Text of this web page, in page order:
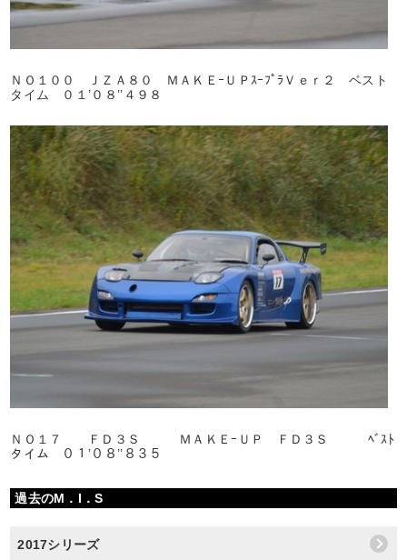
ＮＯ１００ ＪＺＡ８０ ＭＡＫＥｰＵＰｽｰﾌﾟﾗＶｅｒ２ ベスト
タイム ０１’０８’’４９８
ＮＯ１７ ＦＤ３Ｓ ＭＡＫＥｰＵＰ ＦＤ３Ｓ ﾍﾞｽﾄ
タイム ０１’０８’’８３５
過去のM．I．S
2017シリーズ